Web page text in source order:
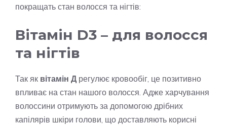
покращать стан волосся та нігтів:
Вітамін D3 – для волосся
та нігтів
Так як вітамін Д регулює кровообіг, це позитивно
впливає на стан нашого волосся. Адже харчування
волоссини отримують за допомогою дрібних
капілярів шкіри голови, що доставляють корисні